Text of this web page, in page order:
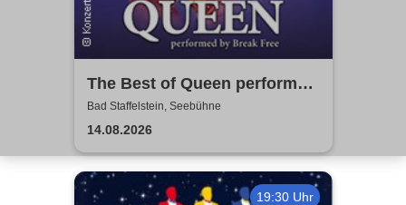
The Best of Queen performed
by Break Free - A Magical
Tour
Bad Staffelstein, Seebühne
14.08.2026
19:30 Uhr